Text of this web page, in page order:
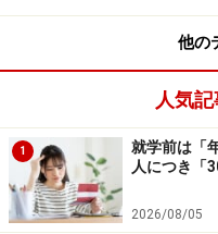
っていることを大げさ
傷つけてしまいます。
自信を育てるには、子
たタイミングで惜しみ
もの「またチャレンジ
にもつながります。
他の
人気
1
就学前は「
人につき「
2026/08/05